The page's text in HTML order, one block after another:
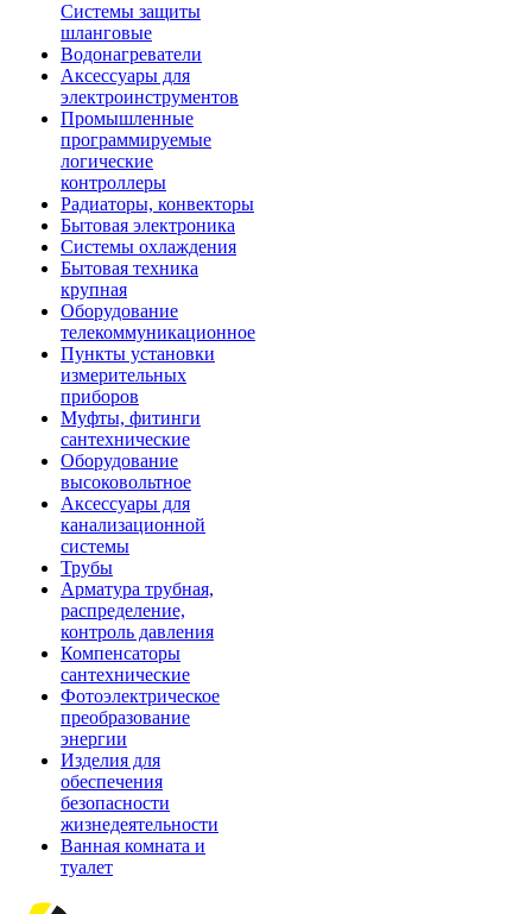
Системы защиты
шланговые
Водонагреватели
Аксессуары для
электроинструментов
Промышленные
программируемые
логические
контроллеры
Радиаторы, конвекторы
Бытовая электроника
Системы охлаждения
Бытовая техника
крупная
Оборудование
телекоммуникационное
Пункты установки
измерительных
приборов
Муфты, фитинги
сантехнические
Оборудование
высоковольтное
Аксессуары для
канализационной
системы
Трубы
Арматура трубная,
распределение,
контроль давления
Компенсаторы
сантехнические
Фотоэлектрическое
преобразование
энергии
Изделия для
обеспечения
безопасности
жизнедеятельности
Ванная комната и
туалет